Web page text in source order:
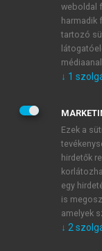
E-MAIL-CÍM
JELSZÓ
JELSZÓ ÚJRA
Kérek
Kérek
weboldal
harmadik
tartozó
↓ 1
Ezek a
hirdetők
egy
is
amelyek
↓ 2